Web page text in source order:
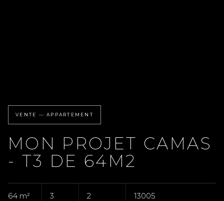
VENTE — APPARTEMENT
MON PROJET CAMAS
- T3 DE 64M2
64 m² 3 2 13005